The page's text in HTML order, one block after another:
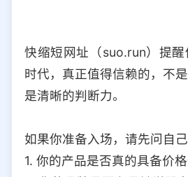
快缩短网址（suo.run）提
时代，真正值得信赖的，不
是清晰的判断力。
如果你准备入场，请先问自己
1. 你的产品是否真的具备价格